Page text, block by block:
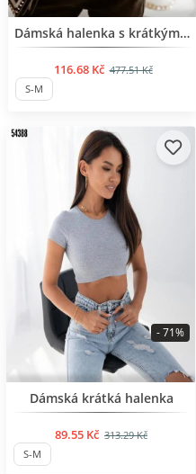
BESTSELLERDámská halenka s krátkým rukávem
116.68 Kč 477.51 Kč
S-M
BESTSELLER
Dámská krátká halenka
89.55 Kč 313.29 Kč
- 71%
S-M